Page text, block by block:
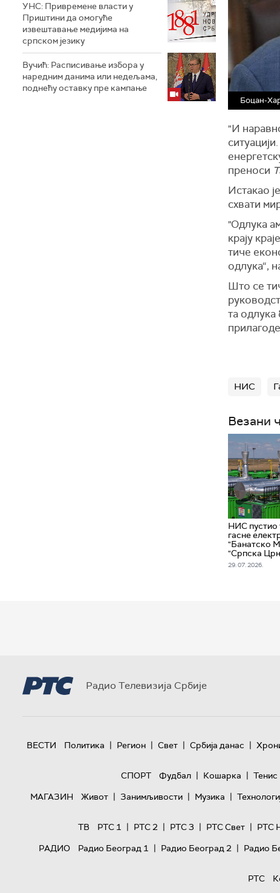
УНС: Привремене власти у
Приштини да омогуће
извештавање медијима на
српском језику
Вучић: Расписивање избора у
наредним данима или недељама,
поднећу оставку пре кампање
Боцан-
"И
преноси
Истакао
схвати
"Одлука
крају
тиче
одлука“,
Што се
та одлука
НИС
Везани
НИС пустио
гасне
"Банатско
"Српска
29. 07. 2026.
Радио Телевизија Србије
ВЕСТИ Политика | Регион | Свет | Србија данас |
СПОРТ
Фудбал | Кошарка | Тенис
МАГАЗИН
Живот | Занимљивости | Музика |
ТВ
РТС 1 | РТС 2 | РТС 3 | РТС Свет | РТС
РАДИО
Радио Београд 1 | Радио Београд 2 | Радио
РТС